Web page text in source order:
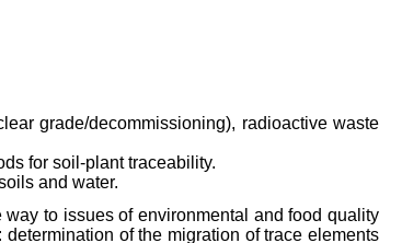
grade/decommissioning), radioactive waste
for soil-plant traceability.
and water.
to issues of environmental and food quality
of the migration of trace elements